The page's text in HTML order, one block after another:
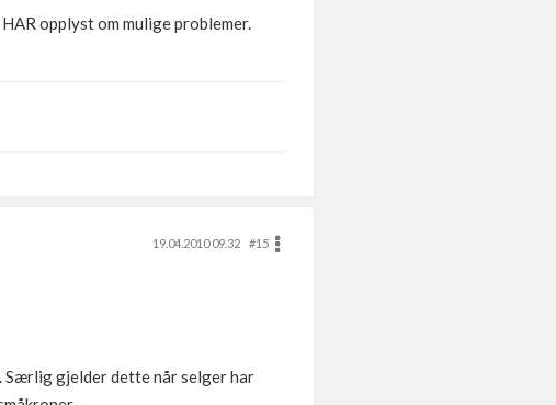
opplyst om mulige problemer.
19.04.2010 09.32
#15
Særlig gjelder dette når selger har